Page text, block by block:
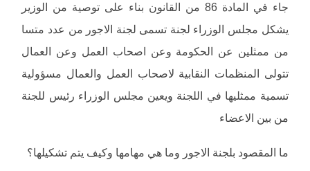
جاء في المادة 86 من القانون بناء على توصية من الوزير
يشكل مجلس الوزراء لجنة تسمى لجنة الاجور من عدد متسا
من ممثلين عن الحكومة وعن اصحاب العمل وعن العمال
تتولى المنظمات النقابية لاصحاب العمل والعمال مسؤولية
تسمية ممثليها في اللجنة ويعين مجلس الوزراء رئيس للجنة
من بين الاعضاء
ما المقصود بلجنة الاجور وما هي مهامها وكيف يتم تشكيلها؟